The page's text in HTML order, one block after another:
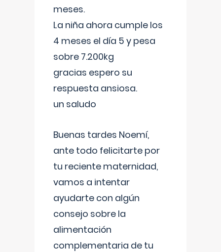
meses.
La niña ahora cumple los
4 meses el día 5 y pesa
sobre 7.200kg
gracias espero su
respuesta ansiosa.
un saludo
Buenas tardes Noemí,
ante todo felicitarte por
tu reciente maternidad,
vamos a intentar
ayudarte con algún
consejo sobre la
alimentación
complementaria de tu